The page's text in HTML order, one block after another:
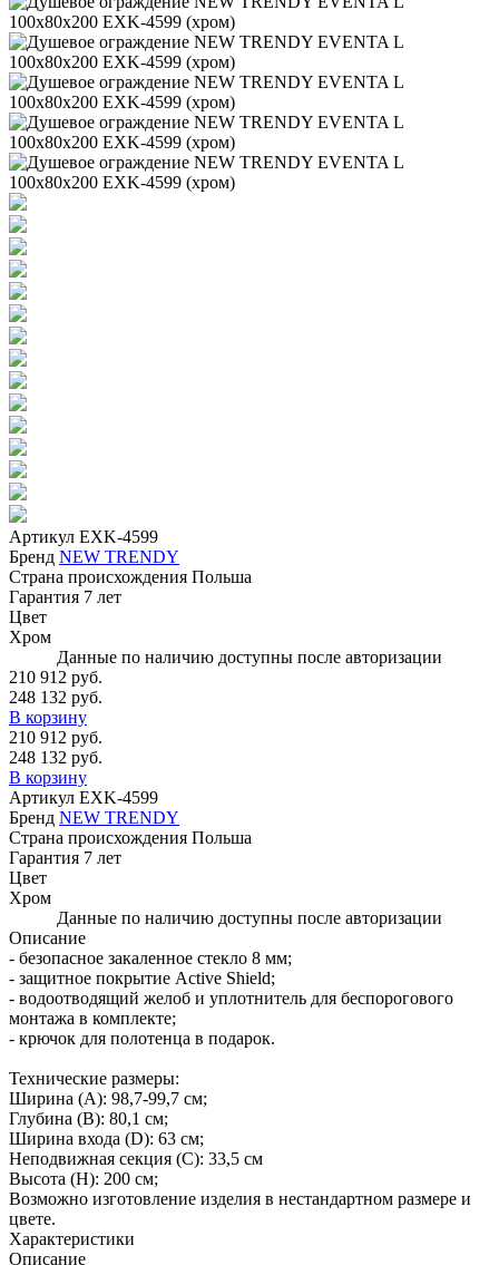
Артикул EXK-4599
Бренд NEW TRENDY
Страна происхождения Польша
Гарантия 7 лет
Цвет
Хром
Данные по наличию доступны после авторизации
210 912 руб.
248 132 руб.
В корзину
210 912 руб.
248 132 руб.
В корзину
Артикул EXK-4599
Бренд NEW TRENDY
Страна происхождения Польша
Гарантия 7 лет
Цвет
Хром
Данные по наличию доступны после авторизации
Описание
- безопасное закаленное стекло 8 мм;
- защитное покрытие Active Shield;
- водоотводящий желоб и уплотнитель для беспорогового
монтажа в комплекте;
- крючок для полотенца в подарок.
Технические размеры:
Ширина (A): 98,7-99,7 см;
Глубина (B): 80,1 см;
Ширина входа (D): 63 см;
Неподвижная секция (С): 33,5 см
Высота (H): 200 см;
Возможно изготовление изделия в нестандартном размере и
цвете.
Характеристики
Описание